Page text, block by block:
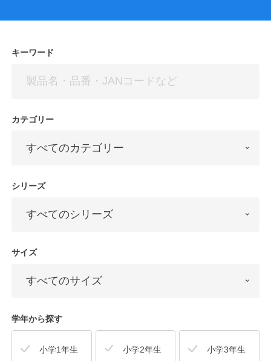
キーワード
カテゴリー
シリーズ
サイズ
学年から探す
小学1年生 小学2年生 小学3年生